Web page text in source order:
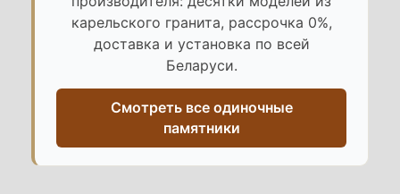
карельского гранита, рассрочка 0%,
доставка и установка по всей
Беларуси.
Смотреть все одиночные
памятники